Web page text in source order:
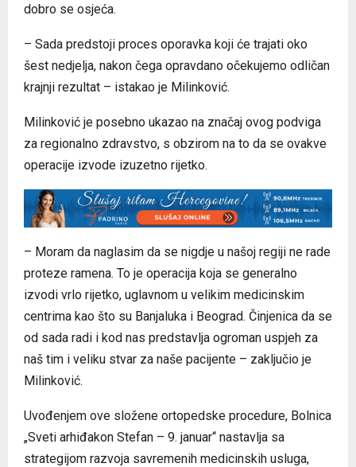
dobro se osjeća.
– Sada predstoji proces oporavka koji će trajati oko
šest nedjelja, nakon čega opravdano očekujemo odličan
krajnji rezultat – istakao je Milinković.
Milinković je posebno ukazao na značaj ovog podviga
za regionalno zdravstvo, s obzirom na to da se ovakve
operacije izvode izuzetno rijetko.
– Moram da naglasim da se nigdje u našoj regiji ne rade
proteze ramena. To je operacija koja se generalno
izvodi vrlo rijetko, uglavnom u velikim medicinskim
centrima kao što su Banjaluka i Beograd. Činjenica da se
od sada radi i kod nas predstavlja ogroman uspjeh za
naš tim i veliku stvar za naše pacijente – zaključio je
Milinković.
Uvođenjem ove složene ortopedske procedure, Bolnica
„Sveti arhiđakon Stefan – 9. januar“ nastavlja sa
strategijom razvoja savremenih medicinskih usluga,